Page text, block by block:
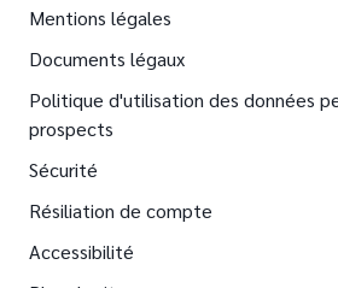
Mentions légales
Documents légaux
Politique d'utilisation des données
prospects
Sécurité
Résiliation de compte
Accessibilité